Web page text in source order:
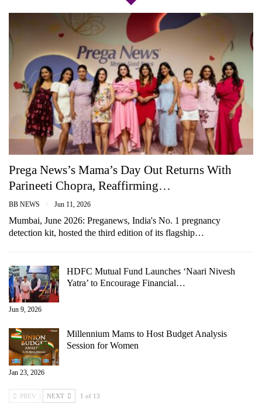
Prega News’s Mama’s Day Out Returns With
Parineeti Chopra, Reaffirming…
BB NEWS Jun 11, 2026
Mumbai, June 2026: Preganews, India's No. 1 pregnancy
detection kit, hosted the third edition of its flagship…
HDFC Mutual Fund Launches ‘Naari Nivesh
Yatra’ to Encourage Financial…
Jun 9, 2026
Millennium Mams to Host Budget Analysis
Session for Women
Jan 23, 2026
PREV NEXT 1 of 13